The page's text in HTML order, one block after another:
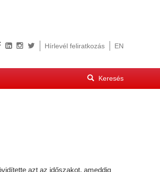
Hírlevél feliratkozás EN
Keresés
űrlap
azt az időszakot, ameddig